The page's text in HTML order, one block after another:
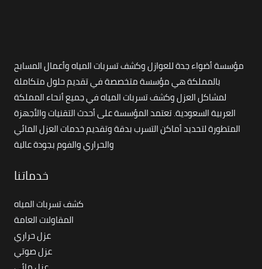
مؤسسة أضواء جدة للعوازل وكشف تسربات المياه وأعمال المسابح
بالمملكة هي مؤسسة متخصصة في تقديم حلول متكاملة
لمشاكل العزل وكشف تسربات المياه في جميع أنحاء المملكة
العربية السعودية. تعتمد المؤسسة على أحدث التقنيات والأجهزة
المتطورة لتحديد أماكن التسرب بدقة وتقديم خدمات العزل المائي
والحراري والفوم بجودة عالية
خدماتنا
كشف تسربات المياه
المقاولات العامة
عزل حراري
عزل صوتي